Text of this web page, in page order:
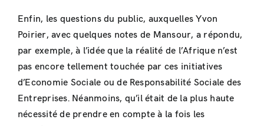
Enfin, les questions du public, auxquelles Yvon
Poirier, avec quelques notes de Mansour, a répondu,
par exemple, à l’idée que la réalité de l’Afrique n’est
pas encore tellement touchée par ces initiatives
d’Economie Sociale ou de Responsabilité Sociale des
Entreprises. Néanmoins, qu’il était de la plus haute
nécessité de prendre en compte à la fois les